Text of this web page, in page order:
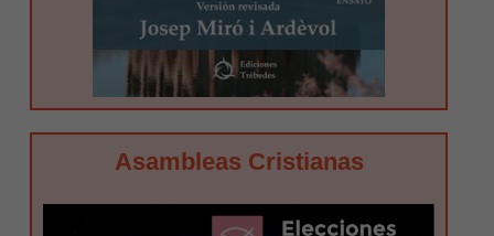
Asambleas Cristianas